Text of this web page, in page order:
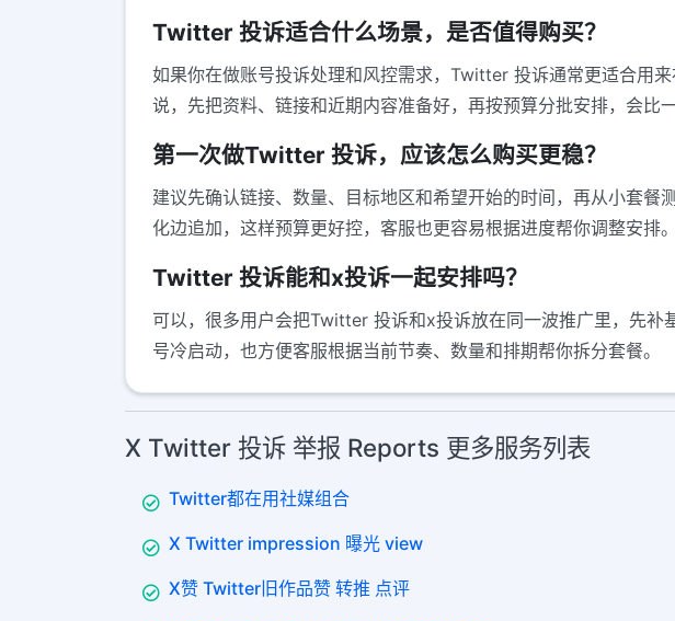
Twitter 投诉适合什么场景，是否值得购买？
如果你在做账号投诉处理和风控需求，Twitter 投诉通常更适合用
说，先把资料、链接和近期内容准备好，再按预算分批安排，会比
第一次做Twitter 投诉，应该怎么购买更稳？
建议先确认链接、数量、目标地区和希望开始的时间，再从小套
化边追加，这样预算更好控，客服也更容易根据进度帮你调整安排。
Twitter 投诉能和x投诉一起安排吗？
可以，很多用户会把Twitter 投诉和x投诉放在同一波推广里，先
号冷启动，也方便客服根据当前节奏、数量和排期帮你拆分套餐。
X Twitter 投诉 举报 Reports 更多服务列表
Twitter都在用社媒组合
X Twitter impression 曝光 view
X赞 Twitter旧作品赞 转推 点评